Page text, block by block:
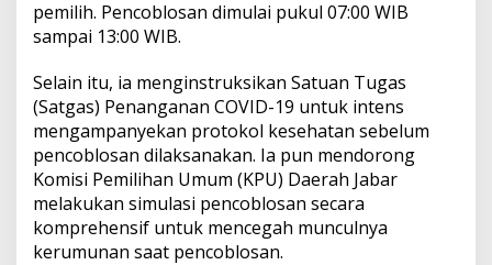
pemilih. Pencoblosan dimulai pukul 07:00 WIB
sampai 13:00 WIB.
Selain itu, ia menginstruksikan Satuan Tugas
(Satgas) Penanganan COVID-19 untuk intens
mengampanyekan protokol kesehatan sebelum
pencoblosan dilaksanakan. Ia pun mendorong
Komisi Pemilihan Umum (KPU) Daerah Jabar
melakukan simulasi pencoblosan secara
komprehensif untuk mencegah munculnya
kerumunan saat pencoblosan.